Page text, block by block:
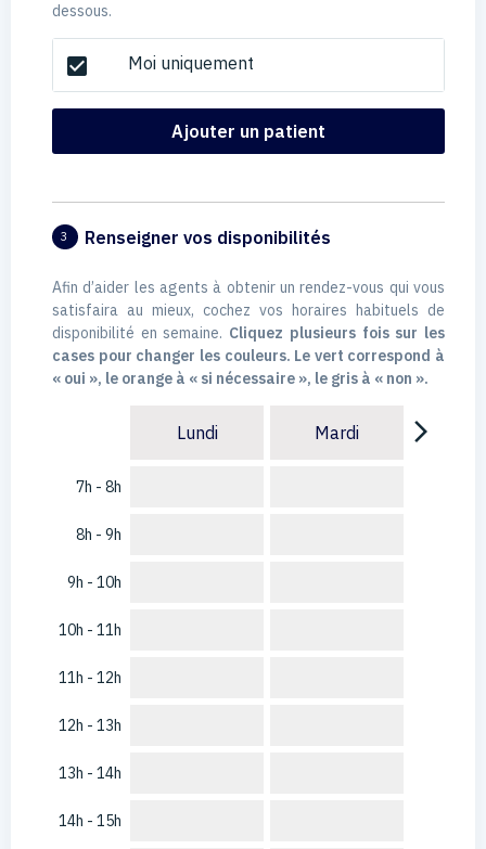
dessous.
check_box Moi uniquement
Ajouter un patient
3 Renseigner vos disponibilités
Afin d’aider les agents à obtenir un rendez-vous qui vous
satisfaira au mieux, cochez vos horaires habituels de
disponibilité en semaine. Cliquez plusieurs fois sur les
cases pour changer les couleurs. Le vert correspond à
« oui », le orange à « si nécessaire », le gris à « non ».
7h - 8h
8h - 9h
9h - 10h
10h - 11h
11h - 12h
12h - 13h
13h - 14h
14h - 15h
Lundi Mardi arrow_forward_ios